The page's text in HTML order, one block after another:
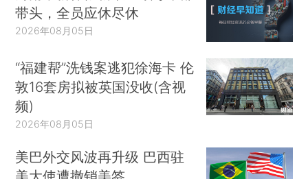
带头，全员应休尽休
2026年08月05日
“福建帮”洗钱案逃犯徐海卡 伦
敦16套房拟被英国没收(含视
频)
2026年08月05日
美巴外交风波再升级 巴西驻